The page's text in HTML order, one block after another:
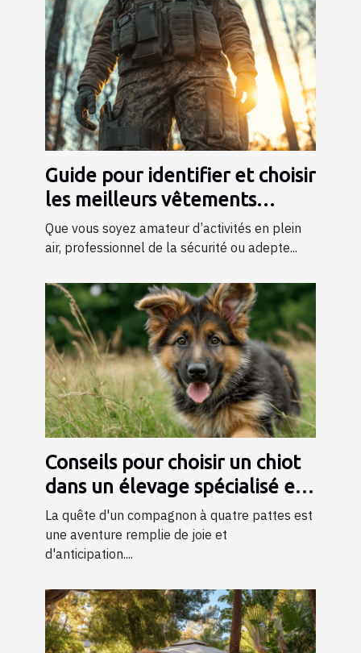
Guide pour identifier et choisir
les meilleurs vêtements
tactiques
Que vous soyez amateur d’activités en plein
air, professionnel de la sécurité ou adepte...
Conseils pour choisir un chiot
dans un élevage spécialisé en
bergers
La quête d'un compagnon à quatre pattes est
une aventure remplie de joie et
d'anticipation....